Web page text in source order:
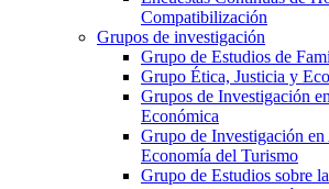
Compatibilización
Grupos de investigación
Grupo de Estudios de
Grupo Ética, Justicia y
Grupos de Investigación
Económica
Grupo de Investigación
Economía del Turismo
Grupo de Estudios sobre